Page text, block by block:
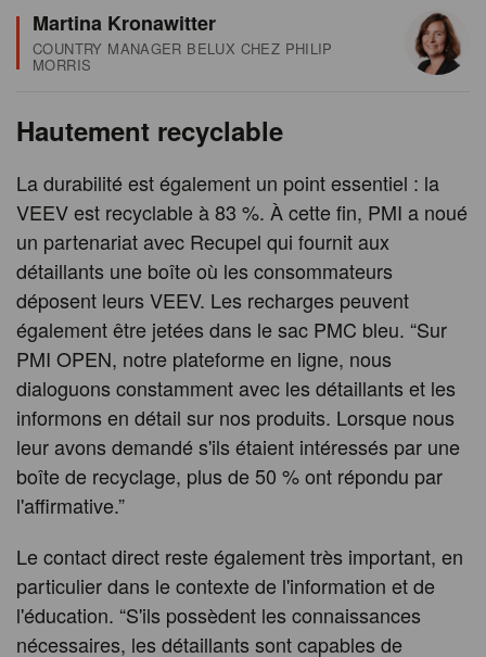
Martina Kronawitter
COUNTRY MANAGER BELUX CHEZ PHILIP
MORRIS
Hautement recyclable
La durabilité est également un point essentiel : la
VEEV est recyclable à 83 %. À cette fin, PMI a noué
un partenariat avec Recupel qui fournit aux
détaillants une boîte où les consommateurs
déposent leurs VEEV. Les recharges peuvent
également être jetées dans le sac PMC bleu. “Sur
PMI OPEN, notre plateforme en ligne, nous
dialoguons constamment avec les détaillants et les
informons en détail sur nos produits. Lorsque nous
leur avons demandé s'ils étaient intéressés par une
boîte de recyclage, plus de 50 % ont répondu par
l'affirmative.”
Le contact direct reste également très important, en
particulier dans le contexte de l'information et de
l'éducation. “S'ils possèdent les connaissances
nécessaires, les détaillants sont capables de